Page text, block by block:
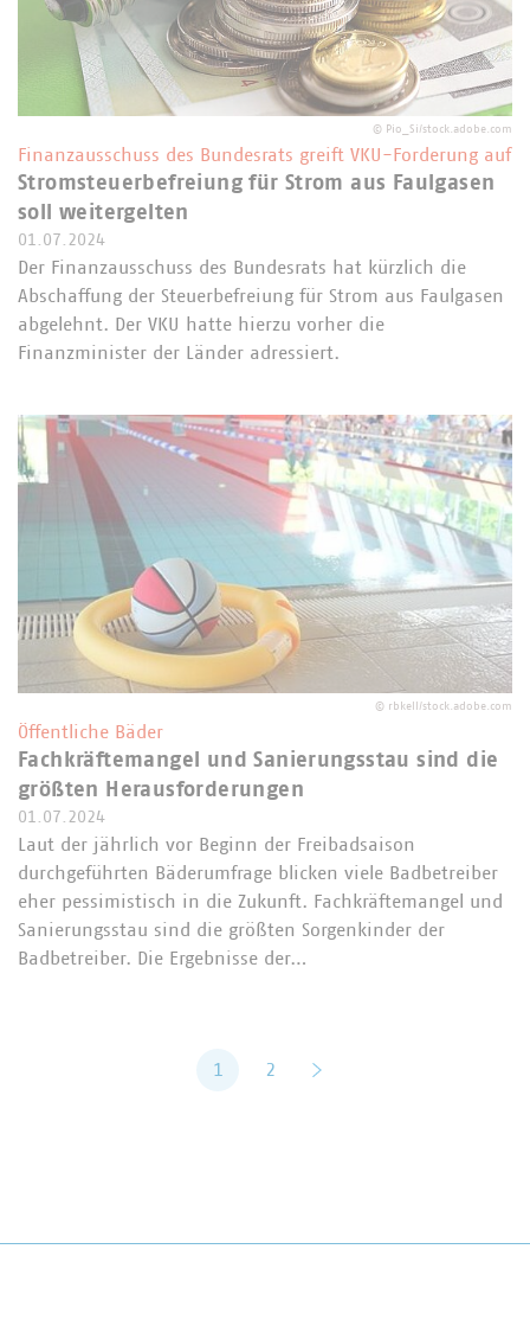
© Pio_Si/stock.adobe.com
Finanzausschuss des Bundesrats greift VKU-Forderung auf
Stromsteuerbefreiung für Strom aus Faulgasen
soll weitergelten
01.07.2024
Der Finanzausschuss des Bundesrats hat kürzlich die
Abschaffung der Steuerbefreiung für Strom aus Faulgasen
abgelehnt. Der VKU hatte hierzu vorher die
Finanzminister der Länder adressiert.
© rbkell/stock.adobe.com
Öffentliche Bäder
Fachkräftemangel und Sanierungsstau sind die
größten Herausforderungen
01.07.2024
Laut der jährlich vor Beginn der Freibadsaison
durchgeführten Bäderumfrage blicken viele Badbetreiber
eher pessimistisch in die Zukunft. Fachkräftemangel und
Sanierungsstau sind die größten Sorgenkinder der
Badbetreiber. Die Ergebnisse der…
1 2